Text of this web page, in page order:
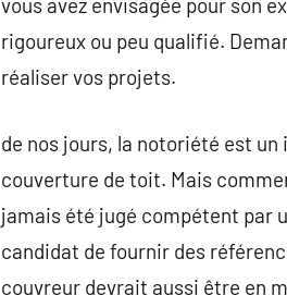
rigoureux ou peu qualifié.
réaliser vos projets.
de nos jours, la notoriété est un
couverture de toit. Mais
jamais été jugé compétent par
candidat de fournir des
couvreur devrait aussi être en